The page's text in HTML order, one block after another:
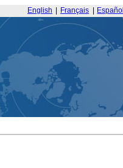
English Français Español